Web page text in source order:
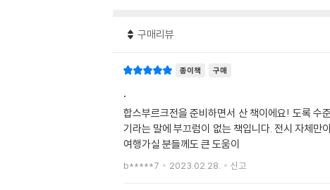
구매리뷰
종이책 구매
.
합스부르크전을 준비하면서 산 책이에요! 도록 수
기라는 말에 부끄럼이 없는 책입니다. 전시 자체만
여행가실 분들께도 큰 도움이
b*****7 2023.02.28. 신고